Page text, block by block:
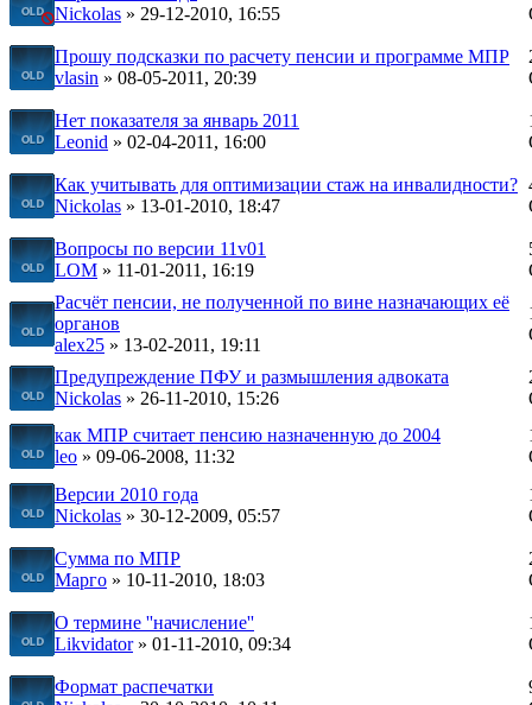
Nickolas » 29-12-2010, 16:55
Прошу подсказки по расчету пенсии и программе МПР
vlasin » 08-05-2011, 20:39
Нет показателя за январь 2011
Leonid » 02-04-2011, 16:00
Как учитывать для оптимизации стаж на инвалидности?
Nickolas » 13-01-2010, 18:47
Вопросы по версии 11v01
LOM » 11-01-2011, 16:19
Расчёт пенсии, не полученной по вине назначающих её
органов
alex25 » 13-02-2011, 19:11
Предупреждение ПФУ и размышления адвоката
Nickolas » 26-11-2010, 15:26
как МПР считает пенсию назначенную до 2004
leo » 09-06-2008, 11:32
Версии 2010 года
Nickolas » 30-12-2009, 05:57
Сумма по МПР
Марго » 10-11-2010, 18:03
О термине ''начисление''
Likvidator» 01-11-2010, 09:34
Формат распечатки